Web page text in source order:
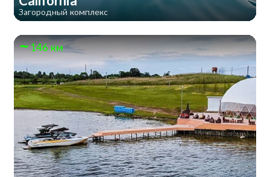
Загородный комплекс
146 км